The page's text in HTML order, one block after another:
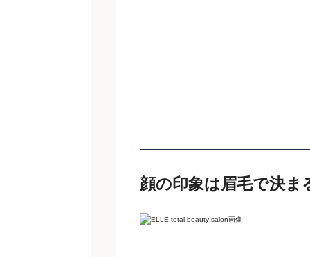
顔の印象は眉毛で決ま